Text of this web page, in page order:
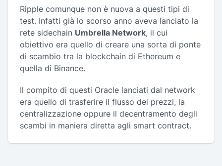
Ripple comunque non è nuova a questi tipi di
test. Infatti già lo scorso anno aveva lanciato la
rete sidechain Umbrella Network, il cui
obiettivo era quello di creare una sorta di ponte
di scambio tra la blockchain di Ethereum e
quella di Binance.
Il compito di questi Oracle lanciati dal network
era quello di trasferire il flusso dei prezzi, la
centralizzazione oppure il decentramento degli
scambi in maniera diretta agli smart contract.